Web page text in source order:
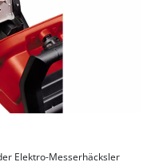
Elektro-Messerhäcksler